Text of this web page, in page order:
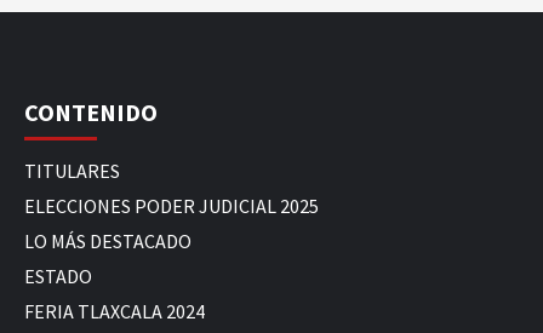
CONTENIDO
TITULARES
ELECCIONES PODER JUDICIAL 2025
LO MÁS DESTACADO
ESTADO
FERIA TLAXCALA 2024